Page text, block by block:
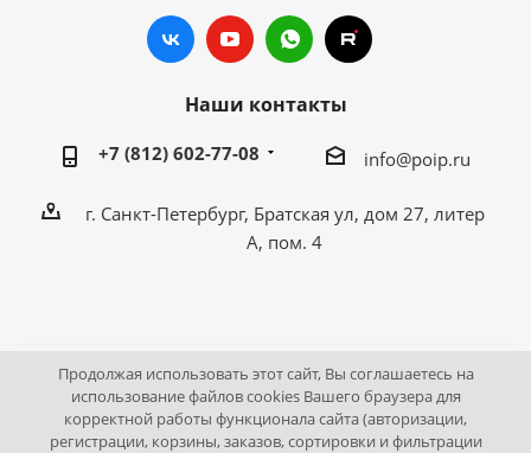
Наши контакты
+7 (812) 602-77-08 info@poip.ru
г. Санкт-Петербург, Братская ул, дом 27, литер
А, пом. 4
2009 - 2026 © Промышленное оборудование Интернет
портал.
Продолжая использовать этот сайт, Вы соглашаетесь на
использование файлов cookies Вашего браузера для
корректной работы функционала сайта (авторизации,
регистрации, корзины, заказов, сортировки и фильтрации